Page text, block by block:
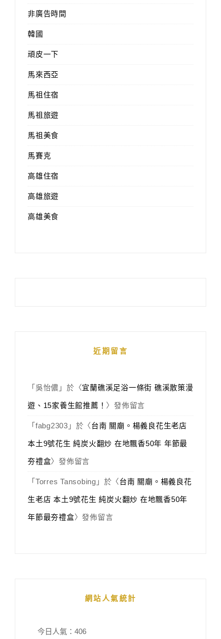
非廣告時間
韓國
頑皮一下
馬來西亞
馬祖住宿
馬祖旅遊
馬祖美食
馬賽克
高雄住宿
高雄旅遊
高雄美食
近期留言
「 吳怡儂 」於〈宜蘭礁溪足浴一條街 礁溪散策漫
遊、15家養生館推薦！ 〉發佈留言
「 fabg2303 」於〈台南 關廟。楊義良花生老店
本土9號花生 純炭火翻炒 在地飄香50年 年節最
夯禮盒〉發佈留言
「 Torres Tansobing 」於〈台南 關廟。楊義良花
生老店 本土9號花生 純炭火翻炒 在地飄香50年
年節最夯禮盒〉發佈留言
網站人氣統計
今日人氣： 406